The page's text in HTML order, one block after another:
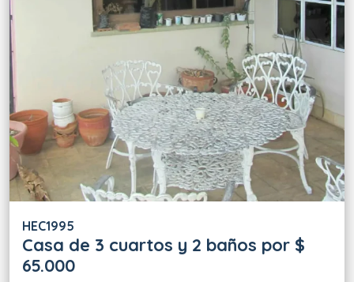
HEC1995
Casa de 3 cuartos y 2 baños por $
65.000